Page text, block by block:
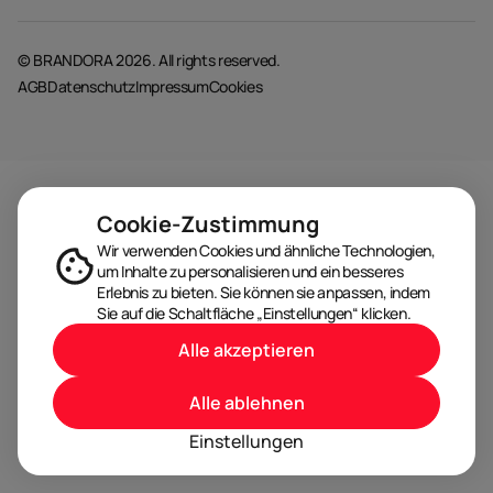
© BRANDORA 2026. All rights reserved.
AGBDatenschutzImpressumCookies
Cookie-Zustimmung
Wir verwenden Cookies und ähnliche Technologien,
um Inhalte zu personalisieren und ein besseres
Erlebnis zu bieten. Sie können sie anpassen, indem
Sie auf die Schaltfläche „Einstellungen“ klicken.
Einstellungen
Alle ablehnen
Alle akzeptieren